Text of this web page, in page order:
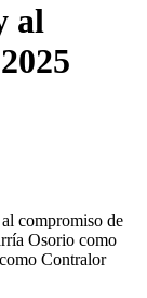
al
compromiso de
Osorio como
Contralor